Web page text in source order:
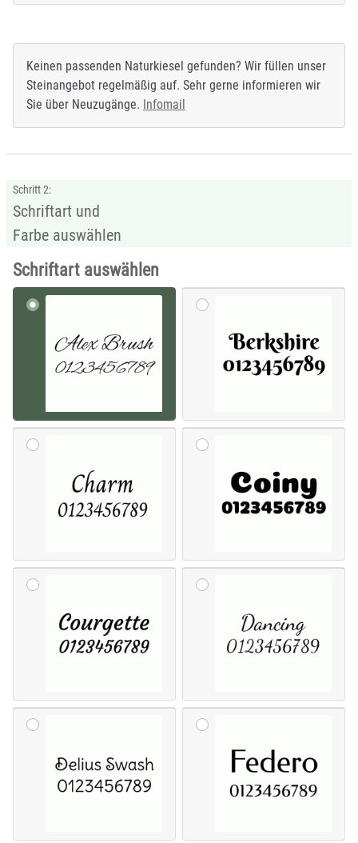
Keinen passenden Naturkiesel gefunden? Wir füllen unser
Steinangebot regelmäßig auf. Sehr gerne informieren wir
Sie über Neuzugänge. Infomail
Schritt 2:
Schriftart und
Farbe auswählen
Schriftart auswählen